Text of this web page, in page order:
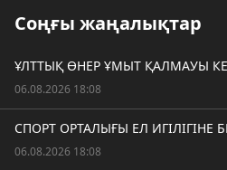
Соңғы жаңалықтар
ҰЛТТЫҚ ӨНЕР ҰМЫТ ҚАЛМАУЫ
06.08.2026 18:08
СПОРТ ОРТАЛЫҒЫ ЕЛ ИГІЛІГІНЕ
06.08.2026 18:08